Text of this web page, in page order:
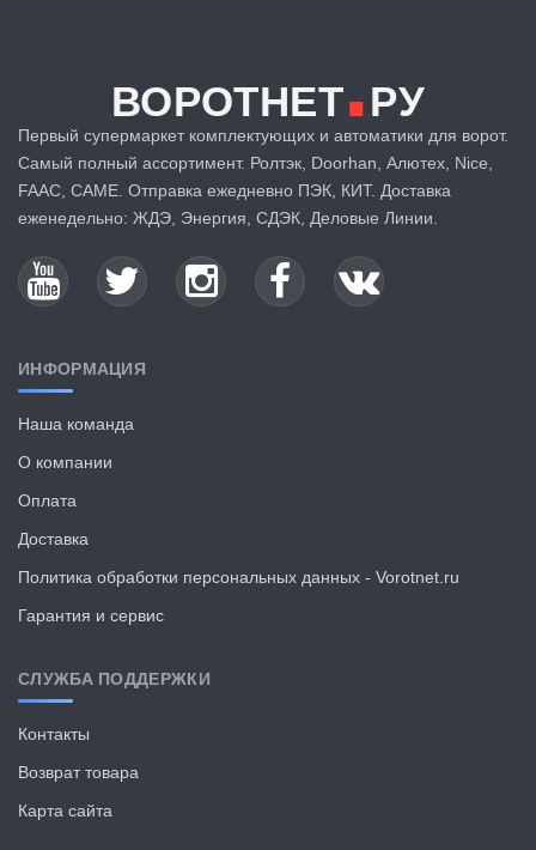
ВОРОТНЕТ.РУ
Первый супермаркет комплектующих и автоматики для ворот.
Самый полный ассортимент. Ролтэк, Doorhan, Алютех, Nice,
FAAC, CAME. Отправка ежедневно ПЭК, КИТ. Доставка
еженедельно: ЖДЭ, Энергия, СДЭК, Деловые Линии.
ИНФОРМАЦИЯ
Наша команда
О компании
Оплата
Доставка
Политика обработки персональных данных - Vorotnet.ru
Гарантия и сервис
СЛУЖБА ПОДДЕРЖКИ
Контакты
Возврат товара
Карта сайта